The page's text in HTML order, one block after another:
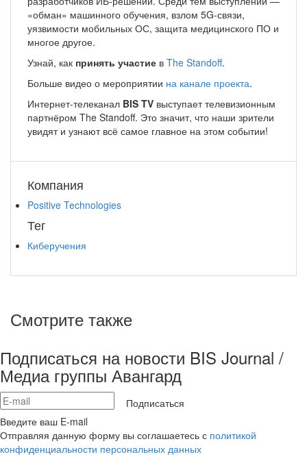
«обман» машинного обучения, взлом 5G-связи,
уязвимости мобильных ОС, защита медицинского ПО и
многое другое.
Узнай, как принять участие в The Standoff.
Больше видео о мероприятии на канале проекта.
Интернет-телеканал BIS TV выступает телевизионным
партнёром The Standoff. Это значит, что наши зрители
увидят и узнают всё самое главное на этом событии!
Компания
Positive Technologies
Тег
Киберучения
Смотрите также
Подписаться на новости BIS Journal /
Медиа группы Авангард
Подписаться
Введите ваш E-mail
Отправляя данную форму вы соглашаетесь с политикой
конфиденциальности персональных данных